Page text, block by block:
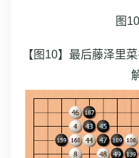
图
【图10】最后藤泽里